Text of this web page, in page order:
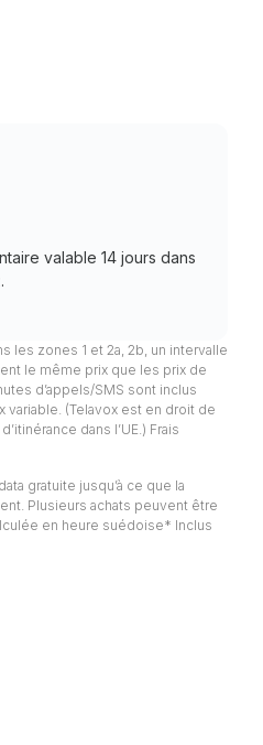
valable 14 jours dans
les zones 1 et 2a, 2b, un intervalle
le même prix que les prix de
d’appels/SMS sont inclus
(Telavox est en droit de
dans l’UE.) Frais
gratuite jusqu’à ce que la
Plusieurs achats peuvent être
en heure suédoise* Inclus